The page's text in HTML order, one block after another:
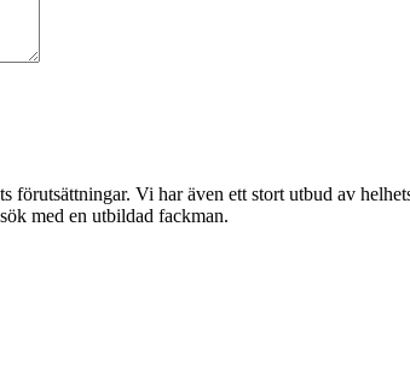
Vi har även ett stort utbud av
med en utbildad fackman.